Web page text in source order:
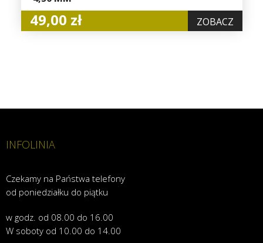
49,00 zł ZOBACZ
INFOLINIA
Czekamy na Państwa telefony
od poniedziałku do piątku
w godz. od 08.00 do 16.00
W soboty od 10.00 do 14.00